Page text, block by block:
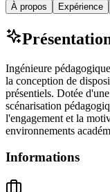
À propos
Expérience
Ingénieure
la conception de
présentiels. Dotée
scénarisation
l'engagement et la
environnements
Informations